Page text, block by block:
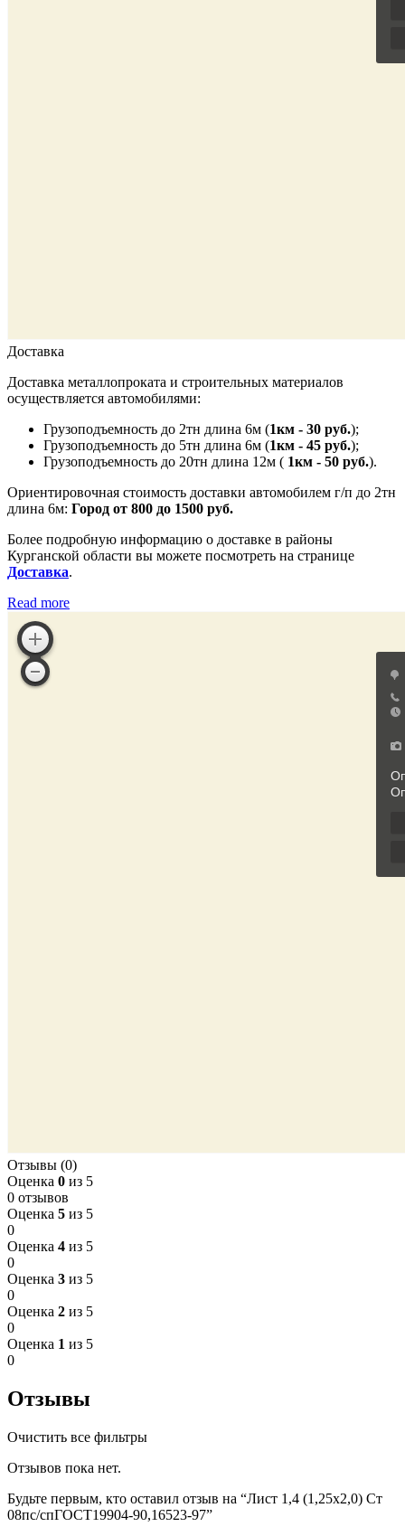
Доставка
Доставка металлопроката и строительных материалов
осуществляется автомобилями:
Грузоподъемность до 2тн длина 6м (1км - 30 руб.);
Грузоподъемность до 5тн длина 6м (1км - 45 руб.);
Грузоподъемность до 20тн длина 12м ( 1км - 50 руб.).
Ориентировочная стоимость доставки автомобилем г/п до 2тн
длина 6м: Город от 800 до 1500 руб.
Более подробную информацию о доставке в районы
Курганской области вы можете посмотреть на странице
Доставка.
Read more
Отзывы (0)
Оценка 0 из 5
0 отзывов
Оценка 5 из 5
0
Оценка 4 из 5
0
Оценка 3 из 5
0
Оценка 2 из 5
0
Оценка 1 из 5
0
Отзывы
Очистить все фильтры
Отзывов пока нет.
Будьте первым, кто оставил отзыв на “Лист 1,4 (1,25х2,0) Ст
08пс/спГОСТ19904-90,16523-97”